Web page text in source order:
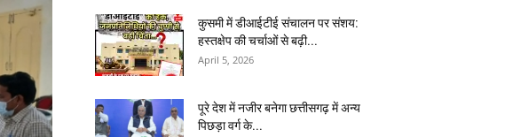
कुसमी में डीआईटीई संचालन पर संशय:
हस्तक्षेप की चर्चाओं से बढ़ी...
April 5, 2026
पूरे देश में नजीर बनेगा छत्तीसगढ़ में अन्य
पिछड़ा वर्ग के...